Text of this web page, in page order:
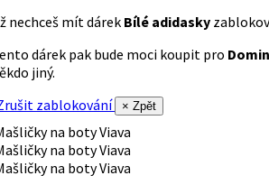
nechceš mít dárek Bílé adidasky
dárek pak bude moci koupit pro
jiný.
zablokování
× Zpět